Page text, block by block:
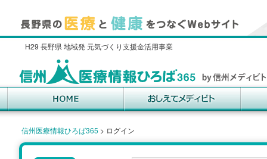
H29 長野県 地域発 元気づくり支援金活用事業
信州医療情報ひろば365 > ログイン